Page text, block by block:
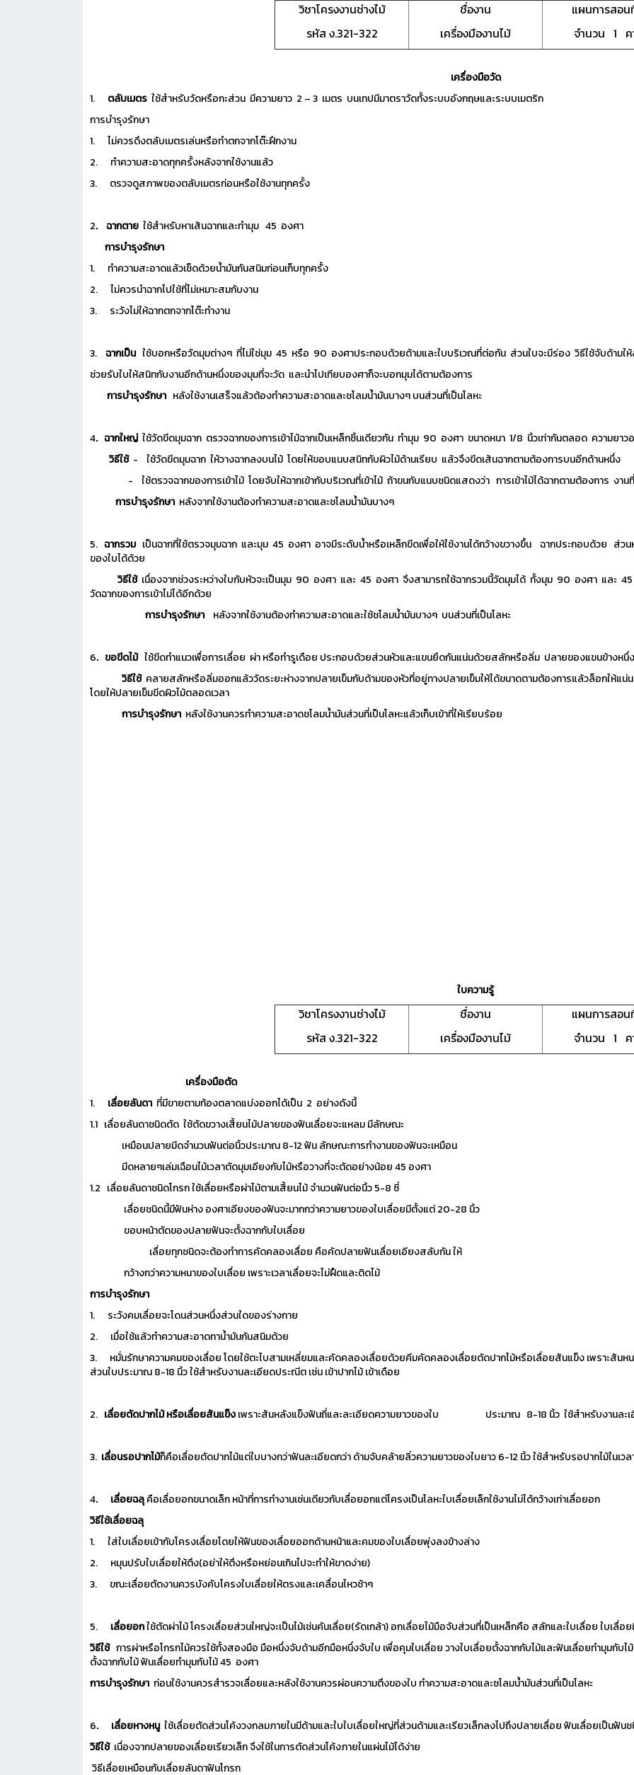
วิชาโครงงานช่างไม้
รหัส ง.321-322
ชื่องาน
เครื่องมืองานไม้
แผนการสอน
จำนวน 1 ค
เครื่องมือวัด
1. ตลับเมตร ใช้สำหรับวัดหรือกะส่วน มีความยาว 2 – 3 เมตร บนเทปมีมาตราวัดทั้งระบบอังกฤษและระบบเมตริก
การบำรุงรักษา
1. ไม่ควรดึงตลับเมตรเล่นหรือทำตกจากโต๊ะฝึกงาน
2. ทำความสะอาดทุกครั้งหลังจากใช้งานแล้ว
3. ตรวจดูสภาพของตลับเมตรก่อนหรือใช้งานทุกครั้ง
2. ฉากตาย ใช้สำหรับหาเส้นฉากและทำมุม 45 องศา
การบำรุงรักษา
1. ทำความสะอาดแล้วเช็ดด้วยน้ำมันกันสนิมก่อนเก็บทุกครั้ง
2. ไม่ควรนำฉากไปใช้ที่ไม่เหมาะสมกับงาน
3. ระวังไม่ให้ฉากตกจากโต๊ะทำงาน
3. ฉากเป็นใช้บอกหรือวัดมุมต่างๆ ที่ไม่ใช่มุม 45 หรือ 90 องศาประกอบด้วยด้ามและใบบริเวณที่ต่อกัน ส่วนใบจะมีร่อง วิธีใช้จับด้ามให้
ช่วยรับใบให้สนิทกับงานอีกด้านหนึ่งของมุมที่จะวัด และนำไปเทียบองศาก็จะบอกมุมได้ตามต้องการ
การบำรุงรักษาหลังใช้งานเสร็จแล้วต้องทำความสะอาดและชโลมน้ำมันบางๆ บนส่วนที่เป็นโลหะ
4. ฉากใหญ่ใช้วัดขีดมุมฉาก ตรวจฉากของการเข้าไม้ฉากเป็นเหล็กชิ้นเดียวกัน ทำมุม 90 องศา ขนาดหนา 1/8 นิ้วเท่ากันตลอด ความย
วิธีใช้- ใช้วัดขีดมุมฉาก ให้วางฉากลงบนไม้ โดยให้ขอบแนบสนิทกับผิวไม้ด้านเรียบ แล้วจึงขีดเส้นฉากตามต้องการบนอีกด้านหนึ่ง
- ใช้ตรวจฉากของการเข้าไม้ โดยจับให้ฉากเข้ากับบริเวณที่เข้าไม้ ถ้าขนกับแนบชนิดแสดงว่า การเข้าไม้ได้ฉากตามต้องการ งา
การบำรุงรักษาหลังจากใช้งานต้องทำความสะอาดและชโลมน้ำมันบางๆ
5. ฉากรวมเป็นฉากที่ใช้ตรวจมุมฉาก และมุม 45 องศา อาจมีระดับน้ำหรือเหล็กขีดเพื่อให้ใช้งานได้กว้างขวางขึ้น ฉากประกอบด้วย ส่
ของใบได้ด้วย
วิธีใช้เนื่องจากช่วงระหว่างใบกับหัวจะเป็นมุม 90 องศา และ 45 องศา จึงสามารถใช้ฉากรวมนี้วัดมุมได้ ทั้งมุม 90 องศา และ
วัดฉากของการเข้าไม่ได้อีกด้วย
การบำรุงรักษาหลังจากใช้งานต้องทำความสะอาดและใช้ชโลมน้ำมันบางๆ บนส่วนที่เป็นโลหะ
6. ขอขีดไม้ใช้ขีดทำแนวเพื่อการเลื่อย ผ่า หรือทำรูเดือย ประกอบด้วยส่วนหัวและแขนยึดกันแน่นด้วยสลักหรือลิ่ม ปลายของแขนข้างหนึ่
วิธีใช้คลายสลักหรือลิ่มออกแล้ววัดระยะห่างจากปลายเข็มกับด้ามของหัวที่อยู่ทางปลายเข็มให้ได้ขนาดตามต้องการแล้วล็อกให้แน่
โดยให้ปลายเข็มขีดผิวไม้ตลอดเวลา
การบำรุงรักษาหลังใช้งานควรทำความสะอาดชโลมน้ำมันส่วนที่เป็นโลหะแล้วเก็บเข้าที่ให้เรียบร้อย
ใบความรู้
วิชาโครงงานช่างไม้
รหัส ง.321-322
ชื่องาน
เครื่องมืองานไม้
แผนการสอน
จำนวน 1 ค
เครื่องมือตัด
1. เลื่อยลันดาที่มีขายตามท้องตลาดแบ่งออกได้เป็น 2 อย่างดังนี้
1.1 เลื่อยลันดาชนิดตัด ใช้ตัดขวางเสี้ยนไม้ปลายของฟันเลื่อยจะแหลม มีลักษณะ
เหมือนปลายมีดจำนวนฟันต่อนิ้วประมาณ 8-12 ฟัน ลักษณะการทำงานของฟันจะเหมือน
มีดหลายๆเล่มเฉือนไม้เวลาตัดมุมเอียงกับไม้หรือวางที่จะตัดอย่างน้อย 45 องศา
1.2 เลื่อยลันดาชนิดโกรก ใช้เลื่อยหรือผ่าไม้ตามเสี้ยนไม้ จำนวนฟันต่อนิ้ว 5-8 ซี่
เลื่อยชนิดนี้มีฟันห่าง องศาเอียงของฟันจะมากกว่าความยาวของใบเลื่อยมีตั้งแต่ 20-28 นิ้ว
ขอบหน้าตัดของปลายฟันจะตั้งฉากกับใบเลื่อย
เลื่อยทุกชนิดจะต้องทำการคัดคลองเลื่อย คือคัดปลายฟันเลื่อยเอียงสลับกัน ให้
กว้างกว่าความหนาของใบเลื่อย เพราะเวลาเลื่อยจะไม่ฝืดและติดไม้
การบำรุงรักษา
1. ระวังคมเลื่อยจะโดนส่วนหนึ่งส่วนใดของร่างกาย
2. เมื่อใช้แล้วทำความสะอาดทาน้ำมันกันสนิมด้วย
3. หมั่นรักษาความคมของเลื่อย โดยใช้ตะไบสามเหลี่ยมและคัดคลองเลื่อยด้วยคีมคัดคลองเลื่อยตัดปากไม้หรือเลื่อยสันแข็ง เพราะสันห
ส่วนใบประมาณ 8-18 นิ้ว ใช้สำหรับงานละเอียดประณีต เช่น เข้าปากไม้ เข้าเดือย
2. เลื่อยตัดปากไม้ หรือเลื่อยสันแข็งเพราะสันหลังแข็งฟันถี่และละเอียดความยาวของใบ ประมาณ 8-18 นิ้ว ใช้สำหรับงานละเอียด
3. เลื่อนรอปากไม้ก็คือเลื่อยตัดปากไม้แต่ใบบางกว่าฟันละเอียดกว่า ด้ามจับคล้ายลิ่วความยาวของใบยาว 6-12 นิ้ว ใช้สำหรับรอปากไม้ในเว
4. เลื่อยฉลุคือเลื่อยอกขนาดเล็ก หน้าที่การทำงานเช่นเดียวกับเลื่อยอกแต่โครงเป็นโลหะใบเลื่อยเล็กใช้งานไม่ได้กว้างเท่าเลื่อยอก
วิธีใช้เลื่อยฉลุ
1. ใส่ใบเลื่อยเข้ากับโครงเลื่อยโดยให้ฟันของเลื่อยออกด้านหน้าและคมของใบเลื่อยพุ่งลงข้างล่าง
2. หมุนปรับใบเลื่อยให้ตึง(อย่าให้ตึงหรือหย่อนเกินไปจะทำให้ขาดง่าย)
3. ขณะเลื่อยตัดงานควรบังคับโครงใบเลื่อยให้ตรงและเคลื่อนไหวช้าๆ
5. เลื่อยอกใช้ตัดผ่าไม้ โครงเลื่อยส่วนใหญ่จะเป็นไม้เช่นคันเลื่อย(รัดเกล้า) อกเลื่อยไม้มือจับส่วนที่เป็นเหล็กคือ สลักและใบเลื่อย ใบเลื่
วิธีใช้การผ่าหรือโกรกไม้ควรใช้ทั้งสองมือ มือหนึ่งจับด้ามอีกมือหนึ่งจับใบ เพื่อคุมใบเลื่อย วางใบเลื่อยตั้งฉากกับไม้และฟันเลื่อยทำมุมกับไ
ตั้งฉากกับไม้ ฟันเลื่อยทำมุมกับไม้ 45 องศา
การบำรุงรักษา ก่อนใช้งานควรสำรวจเลื่อยและหลังใช้งานควรผ่อนความตึงของใบ ทำความสะอาดและชโลมน้ำมันส่วนที่เป็นโลหะ
6. เลื่อยหางหนูใช้เลื่อยตัดส่วนโค้งวงกลมภายในมีด้ามและใบใบเลื่อยใหญ่ที่ส่วนด้ามและเรียวเล็กลงไปถึงปลายเลื่อย ฟันเลื่อยเป็นฟัน
วิธีใช้เนื่องจากปลายของเลื่อยเรียวเล็ก จึงใช้ในการตัดส่วนโค้งภายในแผ่นไม้ได้ง่าย
วิธีเลื่อยเหมือนกับเลื่อยลันดาฟันโกรก